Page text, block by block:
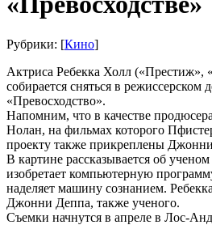
Рубрики: [Кино]
Актриса Ребекка Холл («Престиж»,
собирается сняться в
«Превосходство».
Напомним, что в качестве
Нолан, на фильмах которого
проекту также прикреплены
В картине рассказывается об
изобретает компьютерную
наделяет машину сознанием.
Джонни Деппа, также ученого.
Съемки начнутся в апреле в Лос-